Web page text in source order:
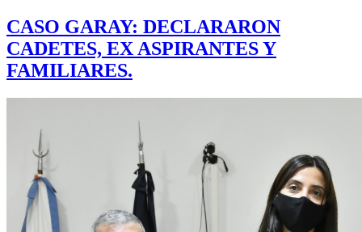
CASO GARAY: DECLARARON
CADETES, EX ASPIRANTES Y
FAMILIARES.